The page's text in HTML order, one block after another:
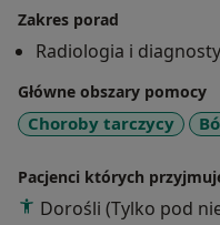
Zakres porad
Radiologia i
Główne obszary pomocy
Choroby tarczycy
Pacjenci których
Dorośli (Tylko pod